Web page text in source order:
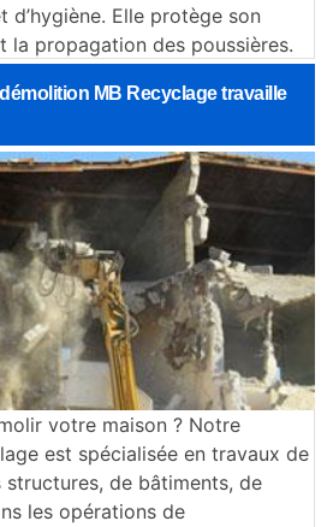
d’hygiène. Elle protège son
la propagation des poussières.
MB Recyclage travaille
votre maison ? Notre
est spécialisée en travaux de
de bâtiments, de
les opérations de